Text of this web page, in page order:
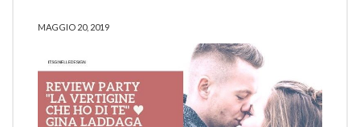
MAGGIO 20, 2019